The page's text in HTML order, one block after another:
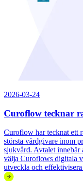
2026-03-24
Curoflow tecknar
Curoflow har tecknat ett
största vårdgivare inom
sjukvård. Avtalet innebär
välja Curoflows digitala
utveckla och